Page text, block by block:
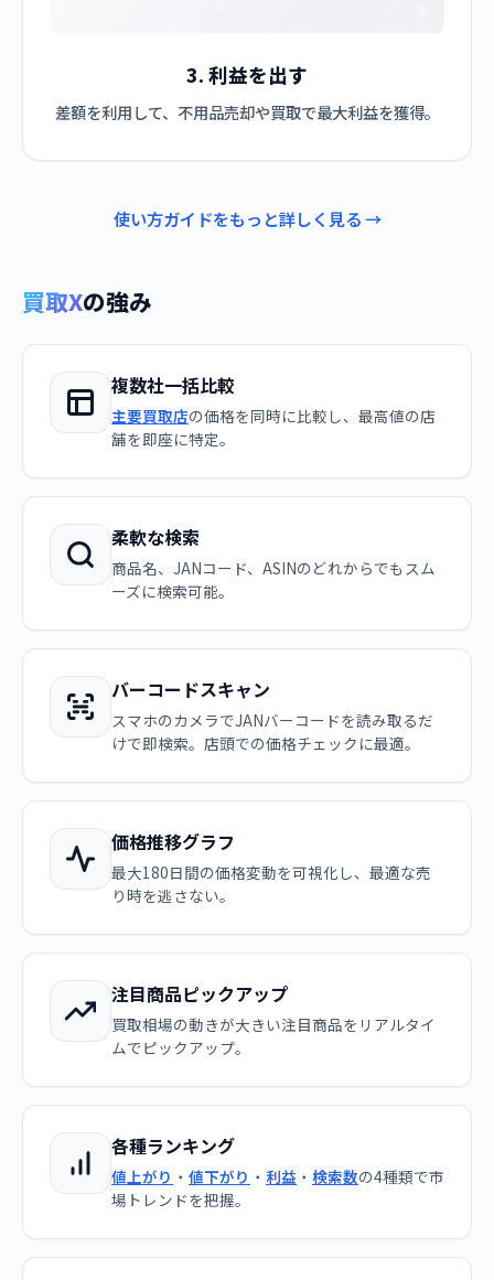
3. 利益を出す
差額を利用して、不用品売却や買取で最大利益を獲得。
使い方ガイドをもっと詳しく見る →
買取Xの強み
複数社一括比較
主要買取店の価格を同時に比較し、最高値の店
舗を即座に特定。
柔軟な検索
商品名、JANコード、ASINのどれからでもスム
ーズに検索可能。
バーコードスキャン
スマホのカメラでJANバーコードを読み取るだ
けで即検索。店頭での価格チェックに最適。
価格推移グラフ
最大180日間の価格変動を可視化し、最適な売
り時を逃さない。
注目商品ピックアップ
買取相場の動きが大きい注目商品をリアルタイ
ムでピックアップ。
各種ランキング
値上がり ・ 値下がり ・ 利益 ・ 検索数の4種類で市
場トレンドを把握。